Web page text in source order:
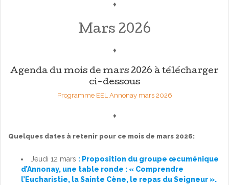
♦
Mars 2026
♦
Agenda du mois de mars 2026 à télécharger
ci-dessous
Programme EEL Annonay mars 2026
♦
Quelques dates à retenir pour ce mois de mars 2026:
Jeudi 12 mars : Proposition du groupe œcuménique
d’Annonay, une table ronde : « Comprendre
l’Eucharistie, la Sainte Cène, le repas du Seigneur ».